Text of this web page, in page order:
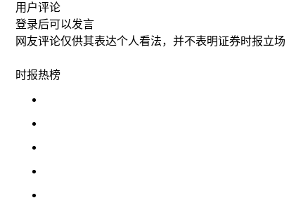
用户评论
登录后可以发言
网友评论仅供其表达个人看法，并不表明证券时报立场
时报热榜